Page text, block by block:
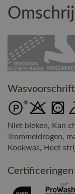
Niet bleken, Kan
Trommeldrogen,
Kookwas, Heet
Certificeringen